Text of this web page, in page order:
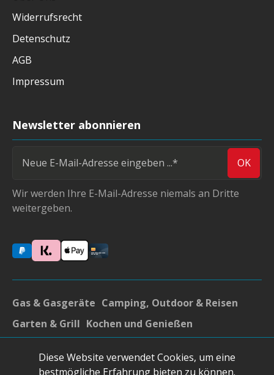
Widerrufsrecht
Detenschutz
AGB
Impressum
Newsletter abonnieren
OK
Wir werden Ihre E-Mail-Adresse niemals an Dritte
weitergeben.
Gas & Gasgeräte Camping, Outdoor & Reisen
Garten & Grill Kochen und Genießen
* Alle Preise inkl. gesetzl. Mehrwertsteuer zzgl.
Diese Website verwendet Cookies, um eine
bestmögliche Erfahrung bieten zu können.